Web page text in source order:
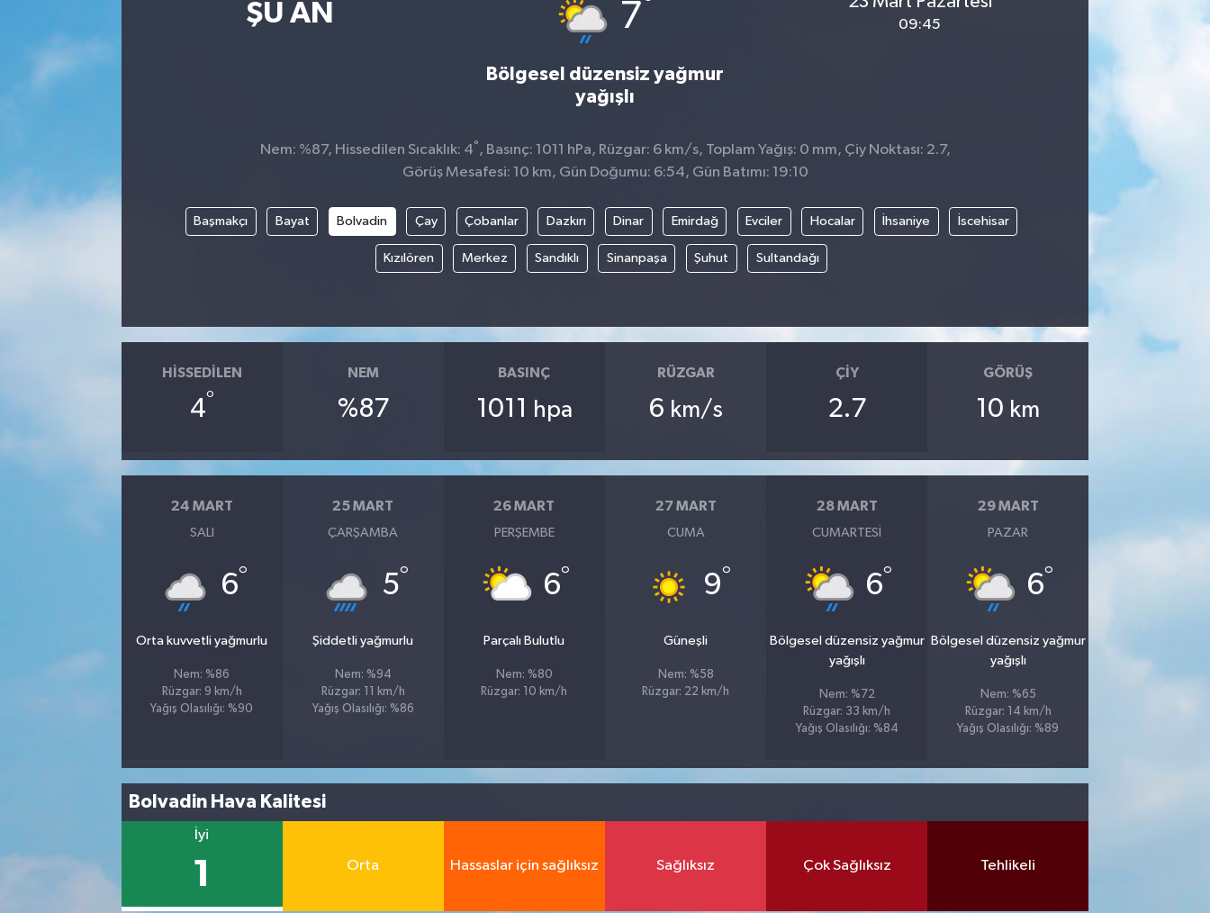
ŞU AN 7
Bölgesel düzensiz yağmur
yağışlı
09:45
Nem: %87, Hissedilen Sıcaklık: 4° , Basınç: 1011 hPa, Rüzgar: 6 km/s, Toplam Yağış: 0 mm, Çiy Noktası: 2.7,
Görüş Mesafesi: 10 km, Gün Doğumu: 6:54, Gün Batımı: 19:10
Başmakçı Bayat Bolvadin Çay Çobanlar Dazkırı Dinar Emirdağ Evciler Hocalar İhsaniye İscehisar
Kızılören Merkez Sandıklı Sinanpaşa Şuhut Sultandağı
HISSEDILEN
4°
NEM
%87
BASINÇ
1011 hpa
RÜZGAR
6 km/s
ÇIY
2.7
GÖRÜŞ
10 km
24 MART
SALI
6°
Orta kuvvetli yağmurlu
Nem: %86
Rüzgar: 9 km/h
Yağış Olasılığı: %90
25 MART
ÇARŞAMBA
5°
Şiddetli yağmurlu
Nem: %94
Rüzgar: 11 km/h
Yağış Olasılığı: %86
26 MART
PERŞEMBE
6°
Parçalı Bulutlu
Nem: %80
Rüzgar: 10 km/h
27 MART
CUMA
9°
Güneşli
Nem: %58
Rüzgar: 22 km/h
28 MART
CUMARTESI
6°
Bölgesel düzensiz yağmur
yağışlı
Nem: %72
Rüzgar: 33 km/h
Yağış Olasılığı: %84
29 MART
PAZAR
6°
Bölgesel düzensiz yağmur
yağışlı
Nem: %65
Rüzgar: 14 km/h
Yağış Olasılığı: %89
Bolvadin Hava Kalitesi
İyi
1 Orta Hassaslar için sağlıksız Sağlıksız Çok Sağlıksız Tehlikeli